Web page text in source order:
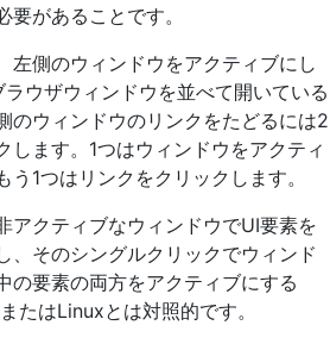
要があることです。
左側のウィンドウをアクティブにし
ウザウィンドウを並べて開いている
のウィンドウのリンクをたどるには2
します。1つはウィンドウをアクティ
う1つはリンクをクリックします。
アクティブなウィンドウでUI要素を
、そのシングルクリックでウィンド
の要素の両方をアクティブにする
たはLinuxとは対照的です。